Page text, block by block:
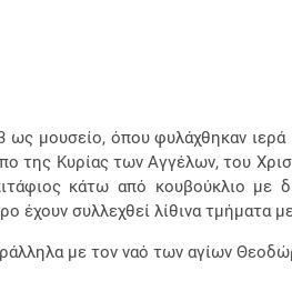
μουσείο, όπου φυλάχθηκαν
της Κυρίας των Αγγέλων, του
κάτω από κουβούκλιο με
συλλεχθεί λίθινα τμήματα
με τον ναό των αγίων